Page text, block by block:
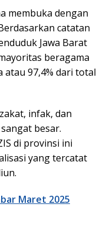
membuka dengan
catatan
Jawa Barat
beragama
atau 97,4% dari total
infak, dan
besar.
di provinsi ini
yang tercatat
Maret 2025